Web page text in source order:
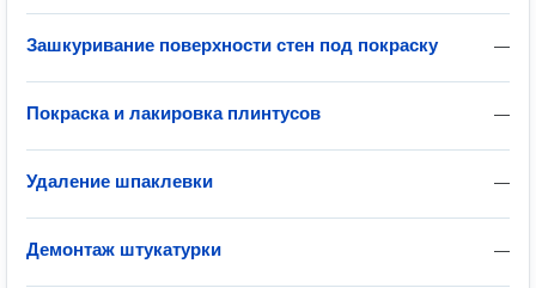
—
Зашкуривание поверхности стен под покраску
—
Покраска и лакировка плинтусов
—
Удаление шпаклевки
—
Демонтаж штукатурки